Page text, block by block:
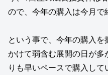
ので、今年の購入は今月で
という事で、今年の購入
かけて弱含む展開の日が
りも早いペースで購入し